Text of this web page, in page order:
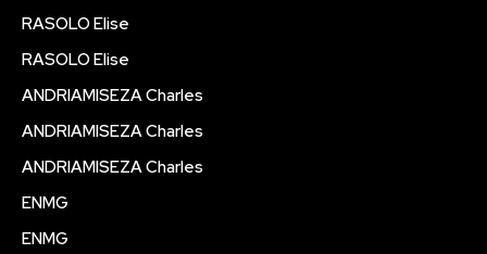
RASOLO Elise
RASOLO Elise
ANDRIAMISEZA Charles
ANDRIAMISEZA Charles
ANDRIAMISEZA Charles
ENMG
ENMG